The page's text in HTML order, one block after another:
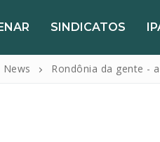
SINDICATOS
News Rondônia da gente -